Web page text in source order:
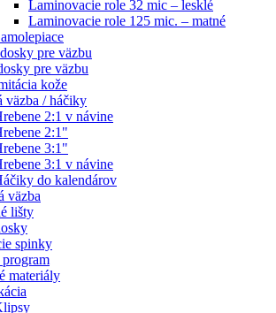
Laminovacie role 32 mic – lesklé
Laminovacie role 125 mic. – matné
pre väzbu
pre väzbu
kože
väzba / háčiky
2:1 v návine
2:1"
3:1"
3:1 v návine
do kalendárov
väzba
lišty
spinky
materiály